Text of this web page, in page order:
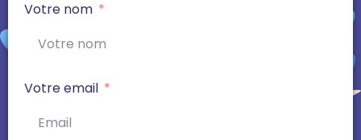
Votre nom
Votre email